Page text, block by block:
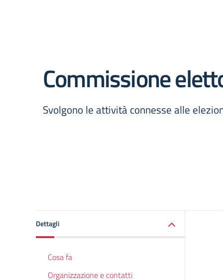
Commissione
Svolgono le attività connesse alle
Dettagli
Cosa fa
Organizzazione e contatti